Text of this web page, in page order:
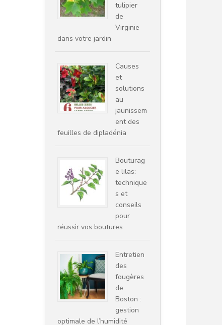
tulipier
de
Virginie
dans votre jardin
Causes
et
solutions
au
jaunissem
ent des
feuilles de dipladénia
Bouturag
e lilas:
technique
s et
conseils
pour
réussir vos boutures
Entretien
des
fougères
de
Boston :
gestion
optimale de l’humidité